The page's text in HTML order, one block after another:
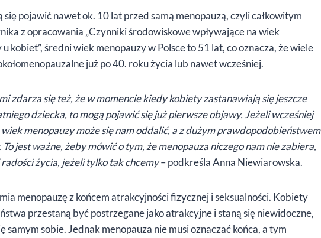
pojawić nawet ok. 10 lat przed samą menopauzą, czyli całkowitym
z opracowania „Czynniki środowiskowe wpływające na wiek
kobiet”, średni wiek menopauzy w Polsce to 51 lat, co oznacza, że wiele
już po 40. roku życia lub nawet wcześniej.
zdarza się też, że w momencie kiedy kobiety zastanawiają się jeszcze
dziecka, to mogą pojawić się już pierwsze objawy. Jeżeli wcześniej
menopauzy może się nam oddalić, a z dużym prawdopodobieństwem
jest ważne, żeby mówić o tym, że menopauza niczego nam nie zabiera,
życia, jeżeli tylko tak chcemy– podkreśla Anna Niewiarowska.
menopauzę z końcem atrakcyjności fizycznej i seksualności. Kobiety
przestaną być postrzegane jako atrakcyjne i staną się niewidoczne,
samym sobie. Jednak menopauza nie musi oznaczać końca, a tym